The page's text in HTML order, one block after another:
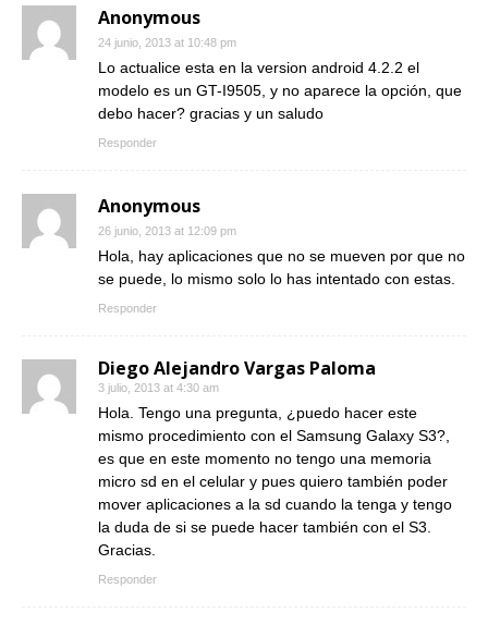
Anonymous
24 junio, 2013 at 10:48 pm
Lo actualice esta en la version android 4.2.2 el
modelo es un GT-I9505, y no aparece la opción, que
debo hacer? gracias y un saludo
Responder
Anonymous
26 junio, 2013 at 12:09 pm
Hola, hay aplicaciones que no se mueven por que no
se puede, lo mismo solo lo has intentado con estas.
Responder
Diego Alejandro Vargas Paloma
3 julio, 2013 at 4:30 am
Hola. Tengo una pregunta, ¿puedo hacer este
mismo procedimiento con el Samsung Galaxy S3?,
es que en este momento no tengo una memoria
micro sd en el celular y pues quiero también poder
mover aplicaciones a la sd cuando la tenga y tengo
la duda de si se puede hacer también con el S3.
Gracias.
Responder